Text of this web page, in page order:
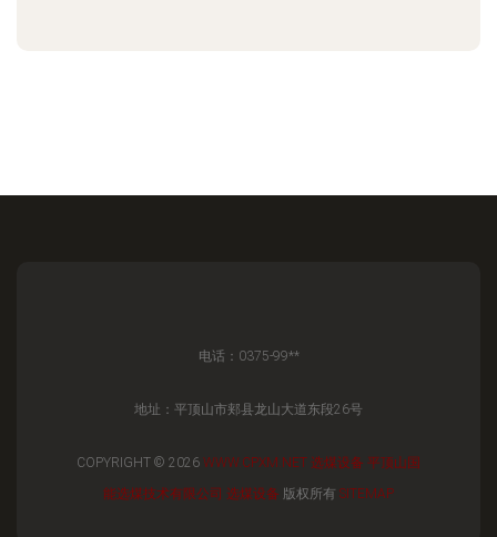
电话：0375-99**
地址：平顶山市郏县龙山大道东段26号
COPYRIGHT © 2026 WWW.CPXM.NET 选煤设备 平顶山国
能选煤技术有限公司 选煤设备 版权所有 SITEMAP